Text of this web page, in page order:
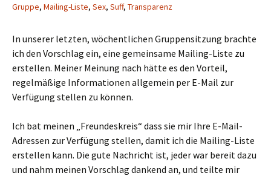
Gruppe, Mailing-Liste, Sex, Suff, Transparenz
In unserer letzten, wöchentlichen Gruppensitzung brachte
ich den Vorschlag ein, eine gemeinsame Mailing-Liste zu
erstellen. Meiner Meinung nach hätte es den Vorteil,
regelmäßige Informationen allgemein per E-Mail zur
Verfügung stellen zu können.
Ich bat meinen „Freundeskreis“ dass sie mir Ihre E-Mail-
Adressen zur Verfügung stellen, damit ich die Mailing-Liste
erstellen kann. Die gute Nachricht ist, jeder war bereit dazu
und nahm meinen Vorschlag dankend an, und teilte mir